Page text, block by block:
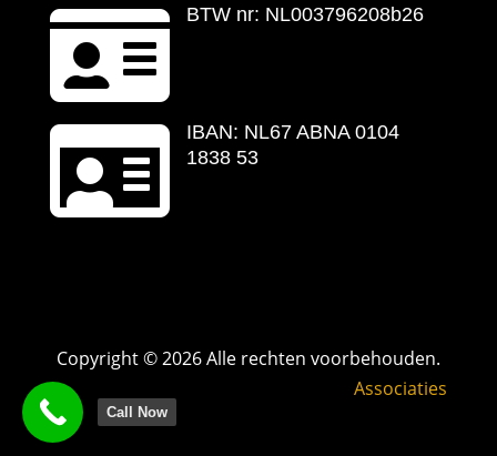
 BTW nr: NL003796208b26

IBAN: NL67 ABNA 0104
1838 53
Copyright © 2026 Alle rechten voorbehouden.
Associaties
Call Now